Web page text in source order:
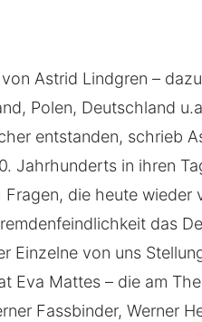
Astrid Lindgren –
Polen, Deutschland
entstanden, schrieb
Jahrhunderts in ihren
die heute wieder
das
Einzelne von uns
Eva Mattes – die am
Fassbinder, Werner